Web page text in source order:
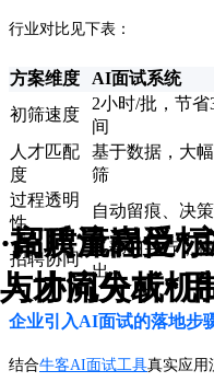
·招聘流程受“
人才流失或“
·高质量岗位
与协同分析机
行业对比见下表：
方案维度 AI面试系统
初筛速度
2小时/批，节省
间
人才匹配
度
基于数据，大
筛
过程透明
性
自动留痕、决
招聘协同
多部门并行，
出
企业引入AI面试的落地步
结合牛客AI面试工具真实应用